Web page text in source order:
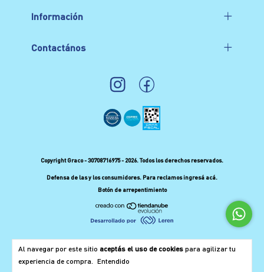
Al navegar por este sitio aceptás el uso de cookies para agilizar tu
experiencia de compra.
Entendido
Información
Contactános
Copyright Graco - 30708716975 - 2026. Todos los derechos reservados.
Defensa de las y los consumidores. Para reclamos ingresá acá.
Botón de arrepentimiento